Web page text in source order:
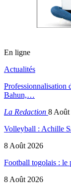
En ligne
Actualités
Professionnalisation
Bahun,…
La Redaction 8 Août
Volleyball : Achille
8 Août 2026
Football togolais : le
8 Août 2026